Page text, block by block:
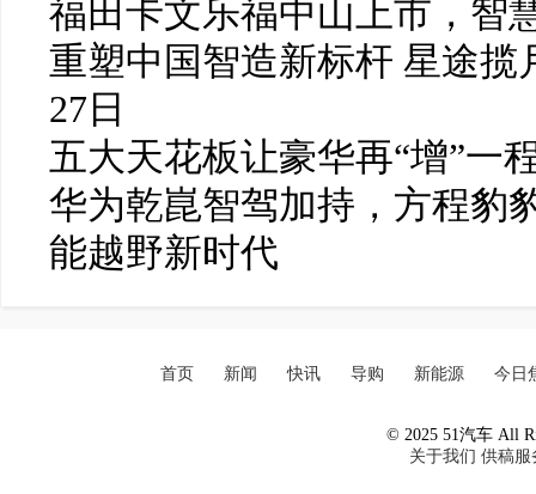
福田卡文乐福中山上市，智
重塑中国智造新标杆 星途揽
27日
五大天花板让豪华再“增”一
华为乾崑智驾加持，方程豹
能越野新时代
首页 新闻 快讯 导购 新能源 今日
© 2025 51汽车 All
关于我们 供稿服